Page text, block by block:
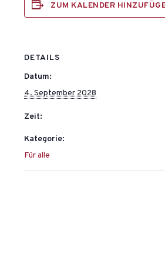
ZUM KALENDER
DETAILS
Datum:
4. September 2028
Zeit:
Kategorie:
Für alle